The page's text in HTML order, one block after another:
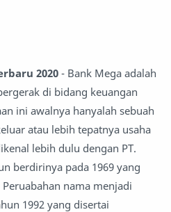
2020 - Bank Mega adalah
di bidang keuangan
ini awalnya hanyalah sebuah
atau lebih tepatnya usaha
lebih dulu dengan PT.
berdirinya pada 1969 yang
nama menjadi
1992 yang disertai